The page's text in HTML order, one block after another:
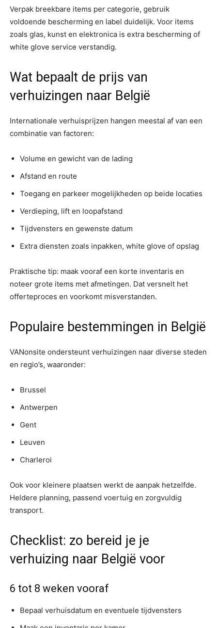
Verpak breekbare items per categorie, gebruik
voldoende bescherming en label duidelijk. Voor items
zoals glas, kunst en elektronica is extra bescherming of
white glove service verstandig.
Wat bepaalt de prijs van
verhuizingen naar België
Internationale verhuisprijzen hangen meestal af van een
combinatie van factoren:
Volume en gewicht van de lading
Afstand en route
Toegang en parkeer mogelijkheden op beide locaties
Verdieping, lift en loopafstand
Tijdvensters en gewenste datum
Extra diensten zoals inpakken, white glove of opslag
Praktische tip: maak vooraf een korte inventaris en
noteer grote items met afmetingen. Dat versnelt het
offerteproces en voorkomt misverstanden.
Populaire bestemmingen in België
VANonsite ondersteunt verhuizingen naar diverse steden
en regio’s, waaronder:
Brussel
Antwerpen
Gent
Leuven
Charleroi
Ook voor kleinere plaatsen werkt de aanpak hetzelfde.
Heldere planning, passend voertuig en zorgvuldig
transport.
Checklist: zo bereid je je
verhuizing naar België voor
6 tot 8 weken vooraf
Bepaal verhuisdatum en eventuele tijdvensters